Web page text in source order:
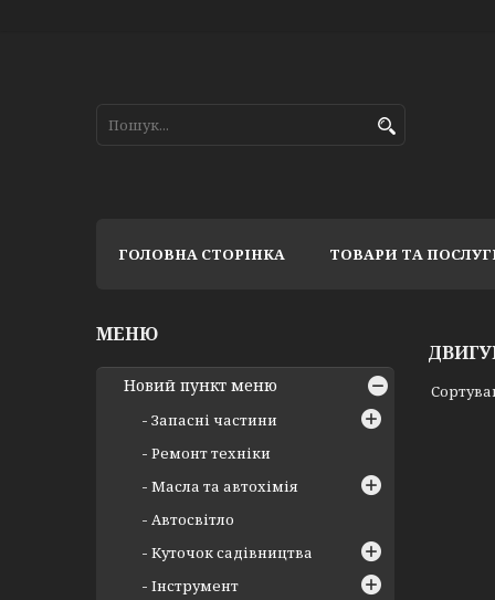
ГОЛОВНА СТОРІНКА ТОВАРИ ТА
Новий пункт меню
Запасні частини
Ремонт техніки
Масла та автохімія
Автосвітло
Куточок садівництва
Інструмент